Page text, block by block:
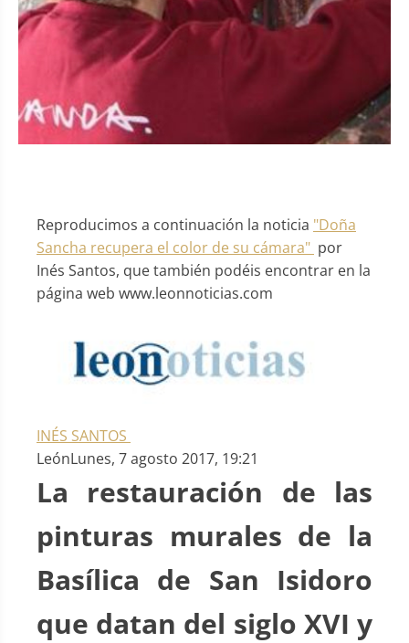
Reproducimos a continuación la noticia "Doña
Sancha recupera el color de su cámara" por
Inés Santos, que también podéis encontrar en la
página web www.leonnoticias.com
INÉS SANTOS
LeónLunes, 7 agosto 2017, 19:21
La restauración de las
pinturas murales de la
Basílica de San Isidoro
que datan del siglo XVI y